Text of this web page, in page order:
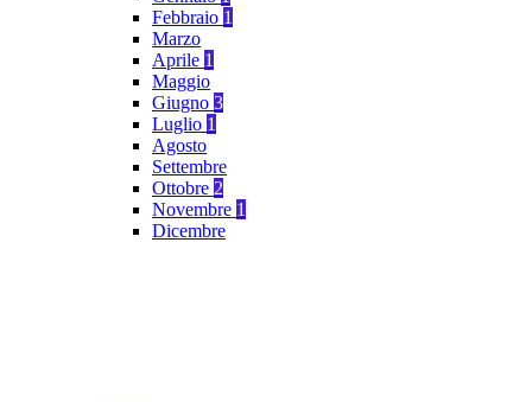
Febbraio 1
Marzo
Aprile 1
Maggio
Giugno 3
Luglio 1
Agosto
Settembre
Ottobre 2
Novembre 1
Dicembre